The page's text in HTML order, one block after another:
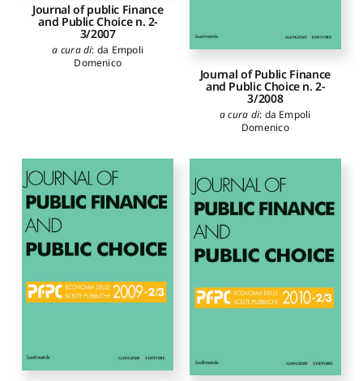
Journal of public Finance
and Public Choice n. 2-
3/2007
a cura di: da Empoli
Domenico
Journal of Public Finance
and Public Choice n. 2-
3/2008
a cura di: da Empoli
Domenico